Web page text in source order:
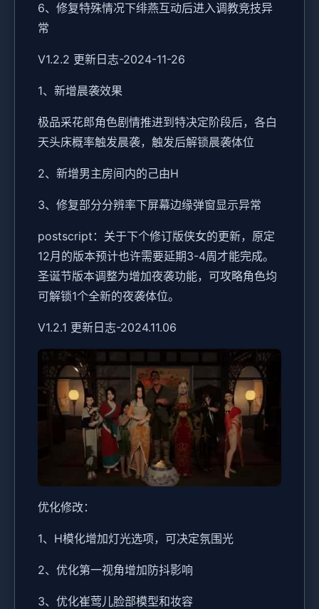
6、修复特殊情况下绯燕互动后进入调教竞技异
常
V1.2.2 更新日志-2024-11-26
1、新增晨袭效果
极品采花郎角色剧情推进到特决定阶段后，各白
天头床概率触发晨袭，触发后解锁晨袭体位
2、新增男主房间内的己由H
3、修复部分分辨率下屏幕边缘弹窗显示异常
postscript：关于下个修订版侠女的更新，原定
12月的版本预计也许需要延期3-4周才能完成。
圣诞节版本调整为增加夜袭功能，可攻略角色均
可解锁1个全新的夜袭体位。
V1.2.1 更新日志-2024.11.06
优化修改：
1、H模化增加灯光选项，可决定氛围光
2、优化第一视角增加防抖影响
3、优化崔莺儿脸部模型和妆容